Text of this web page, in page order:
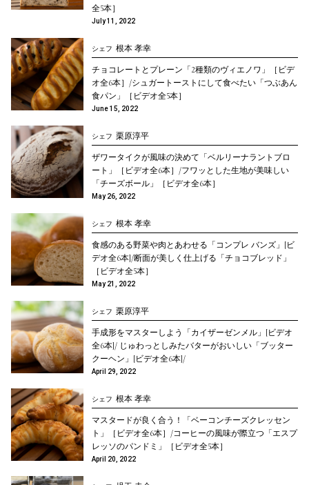
全5本］
July 11, 2022
シェフ 根本 孝幸
チョコレートとプレーン「2種類のヴィエノワ」［ビデ
オ全6本］/シュガートーストにして食べたい「つぶあん
食パン」［ビデオ全5本］
June 15, 2022
シェフ 栗原淳平
ザワータイクが風味の決めて「ベルリーナラントブロ
ート」［ビデオ全6本］/フワッとした生地が美味しい
「チーズボール」［ビデオ全6本］
May 26, 2022
シェフ 根本 孝幸
食感のある野菜や肉とあわせる「コンプレ バンズ」[ビ
デオ全6本]/断面が美しく仕上げる「チョコブレッド」
［ビデオ全5本］
May 21, 2022
シェフ 栗原淳平
手成形をマスターしよう「カイザーゼンメル」[ビデオ
全6本]/ じゅわっとしみたバターがおいしい「ブッター
クーヘン」[ビデオ全6本]/
April 29, 2022
シェフ 根本 孝幸
マスタードが良く合う！「ベーコンチーズクレッセン
ト」［ビデオ全6本］/コーヒーの風味が際立つ「エスプ
レッソのパンドミ」［ビデオ全5本］
April 20, 2022